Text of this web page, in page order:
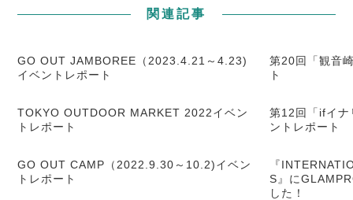
関連記事
GO OUT JAMBOREE（2023.4.21～4.23)
イベントレポート
第20回「観音
ト
TOKYO OUTDOOR MARKET 2022イベン
トレポート
第12回「ifイ
ントレポート
GO OUT CAMP（2022.9.30～10.2)イベン
トレポート
『
S』に
した！